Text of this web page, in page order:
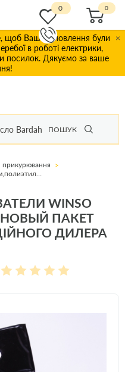
щоб Ваші замовлення були
в роботі електрики,
посилок. Дякуємо за ваше
×
ПОШУК
0
WINSO
ПАКЕТ
ДИЛЕРА